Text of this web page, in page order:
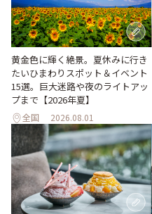
黄金色に輝く絶景。夏休みに行き
たいひまわりスポット＆イベント
15選。巨大迷路や夜のライトアッ
プまで【2026年夏】
全国 2026.08.01